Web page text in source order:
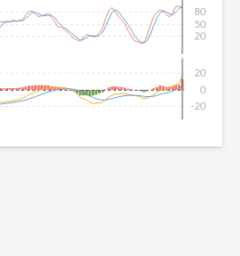
20
50
80
-20
0
20